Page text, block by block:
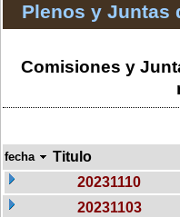
Plenos y Juntas
Comisiones y
fecha Titulo
20231110
20231103